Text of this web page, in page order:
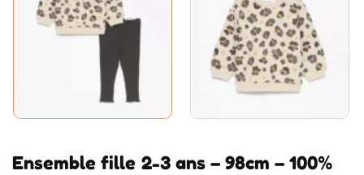
Ensemble fille 2-3 ans – 98cm – 100%